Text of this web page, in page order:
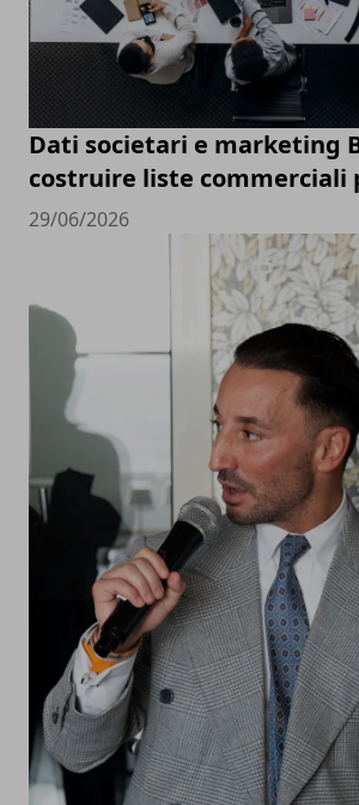
Dati societari e marketing
costruire liste commerciali
29/06/2026